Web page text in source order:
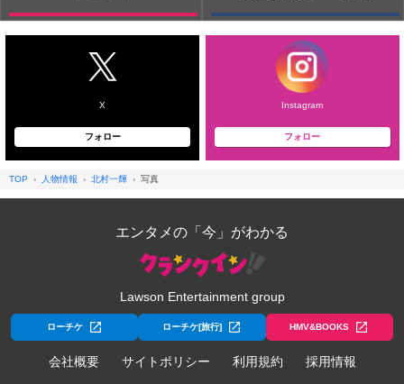
X
フォロー
Instagram
フォロー
TOP 人物情報 北村一輝 写真
エンタメの「今」がわかる
Lawson Entertainment group
ローチケ ローチケ[旅行] HMV&BOOKS
会社概要 サイトポリシー 利用規約 採用情報